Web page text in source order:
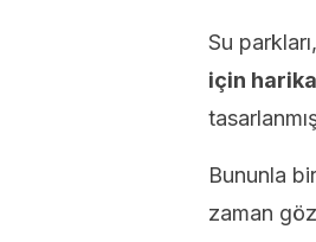
Su
için
Bununla
zaman göz